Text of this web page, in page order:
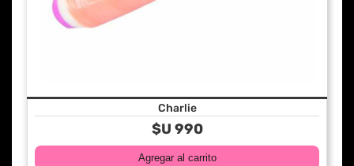
Charlie
$U 990